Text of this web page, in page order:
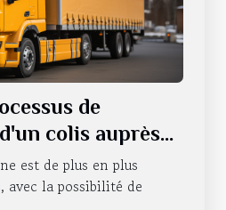
de
colis auprès
up ?
est de plus en plus
avec la possibilité de